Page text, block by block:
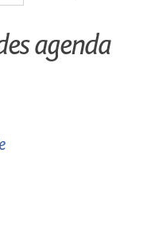
agenda